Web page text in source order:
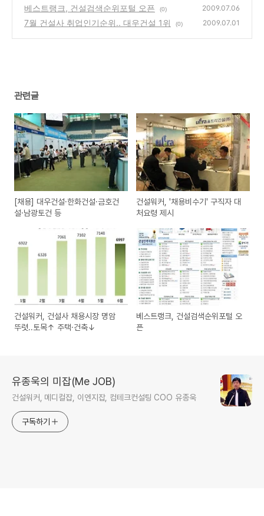
주택·건축↓
(0)
베스트랭크, 건설검색순위포털 오픈 (0) 2009.07.06
7월 건설사 취업인기순위.. 대우건설 1위 (0) 2009.07.01
관련글
[채용] 대우건설·한화건설·금호건
설·남광토건 등
건설워커, '채용비수기' 구직자 대
처요령 제시
건설워커, 건설사 채용시장 명암
뚜렷..토목↑ 주택·건축↓
베스트랭크, 건설검색순위포털 오
픈
유종욱의 미잡(Me JOB)
건설워커, 메디컬잡, 이엔지잡, 컴테크컨설팅 COO 유종욱
구독하기